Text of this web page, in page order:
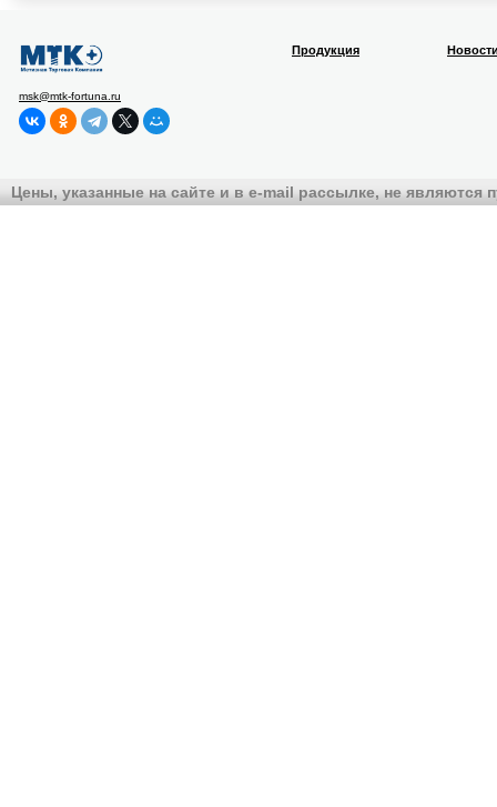
msk@mtk-fortuna.ru
Продукция
Цены, указанные на сайте и в e-mail рассылке, не являются